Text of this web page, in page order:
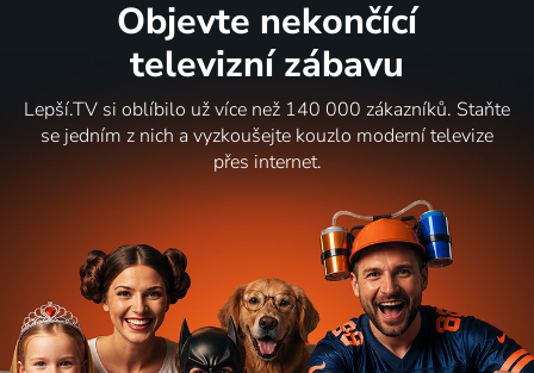
Objevte nekončící
televizní zábavu
Lepší.TV si oblíbilo už více než 140 000 zákazníků. Staňte
se jedním z nich a vyzkoušejte kouzlo moderní televize
přes internet.